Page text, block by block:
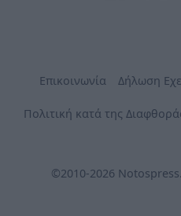
Επικοινωνία Δήλωση
Πολιτική κατά της
©2010-2026